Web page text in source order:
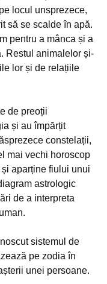
locul unsprezece,
să se scalde în apă.
pentru a mânca și a
Restul animalelor și-
lor și de relațiile
de preoții
și au împărțit
constelații,
mai vechi horoscop
aparține fiului unui
astrologic
de a interpreta
sistemul de
pe zodia în
unei persoane.